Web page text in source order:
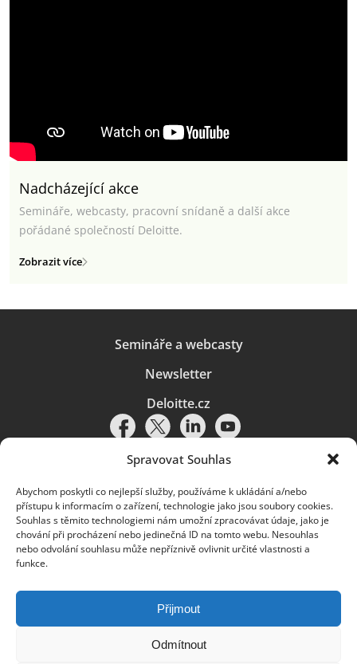
Spravovat Souhlas
Abychom poskytli co nejlepší služby, používáme k ukládání a/nebo
přístupu k informacím o zařízení, technologie jako jsou soubory cookies.
Souhlas s těmito technologiemi nám umožní zpracovávat údaje, jako je
chování při procházení nebo jedinečná ID na tomto webu. Nesouhlas
nebo odvolání souhlasu může nepříznivě ovlivnit určité vlastnosti a
funkce.
Přijmout
Odmítnout
Nadcházející akce
Semináře, webcasty, pracovní snídaně a další akce
pořádané společností Deloitte.
Zobrazit více
Semináře a webcasty
Newsletter
Deloitte.cz
Pravidla používání|Ochrana osobních údajů|Soubory cookies |
Deloitte.cz
© 2026. Více informací najdete vPravidlech používání.
Deloitte označuje jednu či více společností globální sítě členských
a přidružené subjekty (souhrnně „organizace Deloitte“). Společnost DTTL
(rovněž označovaná jako „Deloitte Global“) a každá z jejích členských
společností a jejich přidružených subjektů je samostatným a nezávislým
právním subjektem, který není oprávněn zavazovat nebo přijímat závazky
za jinou z těchto členských společností a jejich přidružených subjektů ve